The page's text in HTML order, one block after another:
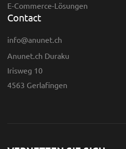
E-Commerce-Lösungen
Contact
info@anunet.ch
Anunet.ch Duraku
Irisweg 10
4563 Gerlafingen